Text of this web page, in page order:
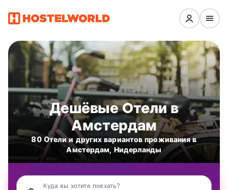
Дешёвые Oтели в
Амстердам
80 Oтели и других вариантов проживания в
Амстердам, Нидерланды
Куда вы хотите поехать?